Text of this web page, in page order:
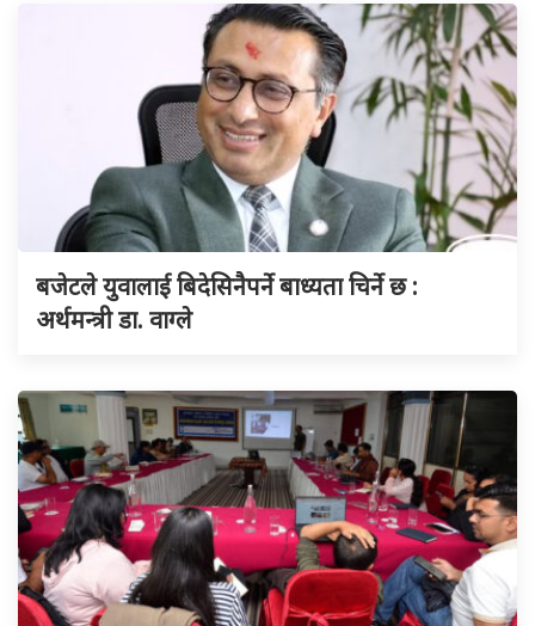
बजेटले युवालाई बिदेसिनैपर्ने बाध्यता चिर्ने छ :
अर्थमन्त्री डा. वाग्ले